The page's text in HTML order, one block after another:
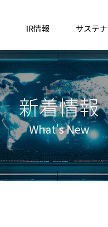
IR情報 サステ
新着情報
What's New